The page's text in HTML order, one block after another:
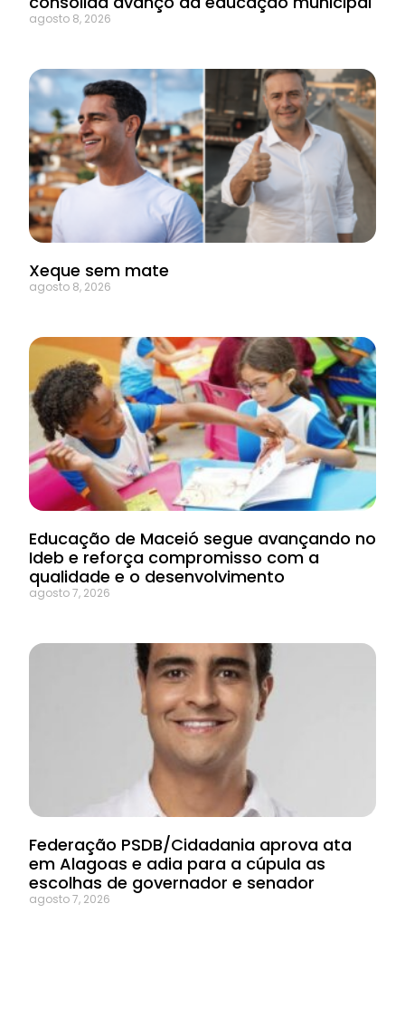
agosto 8, 2026
Xeque sem mate
agosto 8, 2026
Educação de Maceió segue avançando no
Ideb e reforça compromisso com a
qualidade e o desenvolvimento
agosto 7, 2026
Federação PSDB/Cidadania aprova ata
em Alagoas e adia para a cúpula as
escolhas de governador e senador
agosto 7, 2026